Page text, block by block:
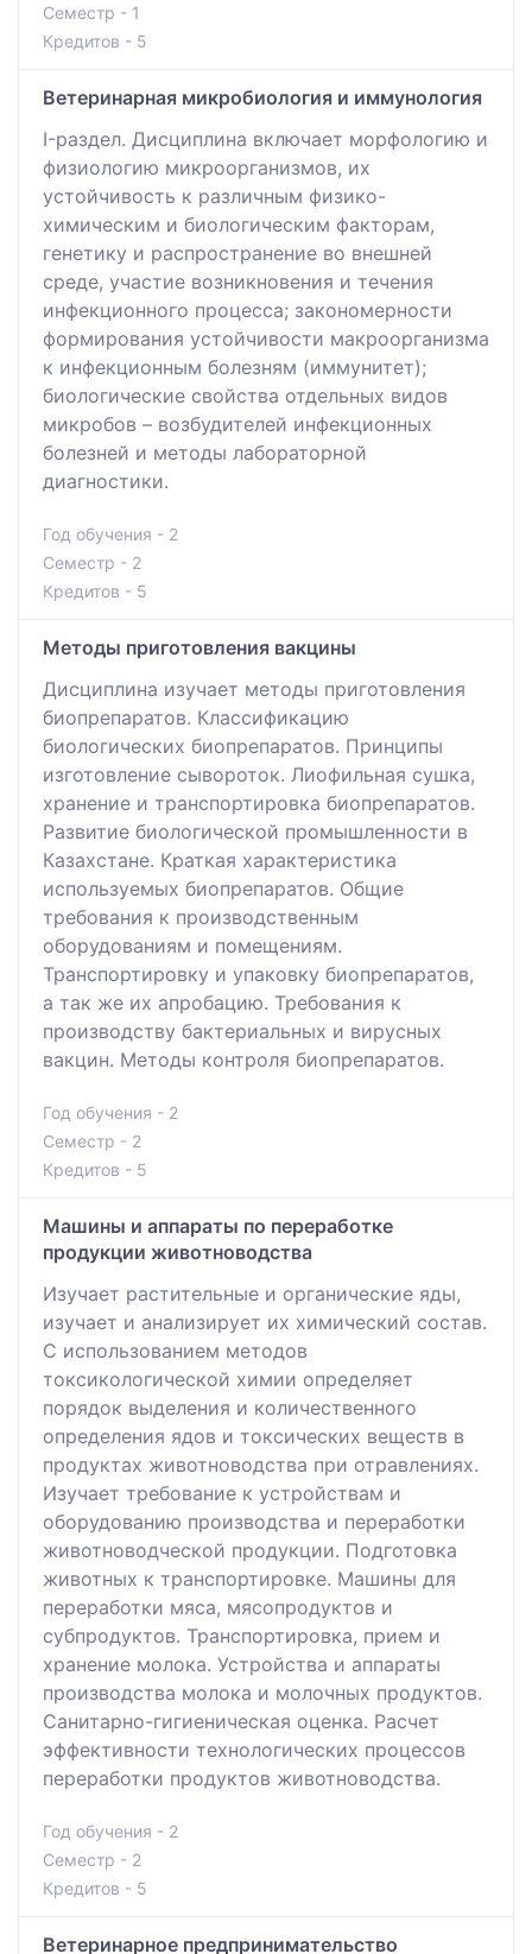
Семестр - 1
Кредитов - 5
Ветеринарная микробиология и иммунология
I-раздел. Дисциплина включает морфологию и
физиологию микроорганизмов, их
устойчивость к различным физико-
химическим и биологическим факторам,
генетику и распространение во внешней
среде, участие возникновения и течения
инфекционного процесса; закономерности
формирования устойчивости макроорганизма
к инфекционным болезням (иммунитет);
биологические свойства отдельных видов
микробов – возбудителей инфекционных
болезней и методы лабораторной
диагностики.
Год обучения - 2
Семестр - 2
Кредитов - 5
Методы приготовления вакцины
Дисциплина изучает методы приготовления
биопрепаратов. Классификацию
биологических биопрепаратов. Принципы
изготовление сывороток. Лиофильная сушка,
хранение и транспортировка биопрепаратов.
Развитие биологической промышленности в
Казахстане. Краткая характеристика
используемых биопрепаратов. Общие
требования к производственным
оборудованиям и помещениям.
Транспортировку и упаковку биопрепаратов,
а так же их апробацию. Требования к
производству бактериальных и вирусных
вакцин. Методы контроля биопрепаратов.
Год обучения - 2
Семестр - 2
Кредитов - 5
Машины и аппараты по переработке
продукции животноводства
Изучает растительные и органические яды,
изучает и анализирует их химический состав.
С использованием методов
токсикологической химии определяет
порядок выделения и количественного
определения ядов и токсических веществ в
продуктах животноводства при отравлениях.
Изучает требование к устройствам и
оборудованию производства и переработки
животноводческой продукции. Подготовка
животных к транспортировке. Машины для
переработки мяса, мясопродуктов и
субпродуктов. Транспортировка, прием и
хранение молока. Устройства и аппараты
производства молока и молочных продуктов.
Санитарно-гигиеническая оценка. Расчет
эффективности технологических процессов
переработки продуктов животноводства.
Год обучения - 2
Семестр - 2
Кредитов - 5
Ветеринарное предпринимательство